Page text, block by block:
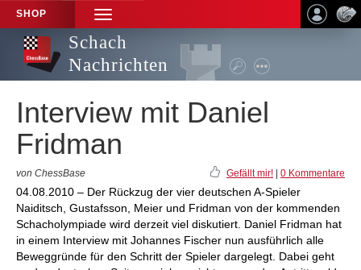
SHOP
TOGGLE
NAVIGATION
Schach
Nachrichten
Interview mit Daniel
Fridman
von ChessBase Gefällt mir! 0 Kommentare
04.08.2010 – Der Rückzug der vier deutschen A-Spieler
Naiditsch, Gustafsson, Meier und Fridman von der kommenden
Schacholympiade wird derzeit viel diskutiert. Daniel Fridman hat
in einem Interview mit Johannes Fischer nun ausführlich alle
Beweggründe für den Schritt der Spieler dargelegt. Dabei geht